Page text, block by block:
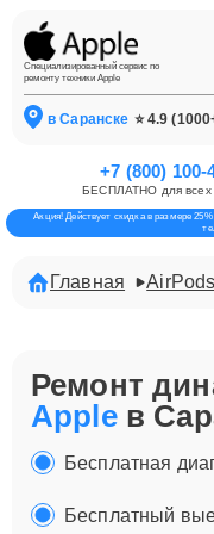
Специализированный сервис по
ремонту техники Apple
в Саранске ⭐ 4.9
+7 (800) 100-
БЕСПЛАТНО для всех
Акция! Действует скидка в размере
Главная AirPods
Ремонт
Appleв
Бесплатная
Бесплатный